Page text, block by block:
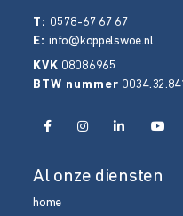
T: 0578-67 67 67
E:info@koppelswoe.nl
KVK 08086965
BTW nummer
Al onze diensten
home